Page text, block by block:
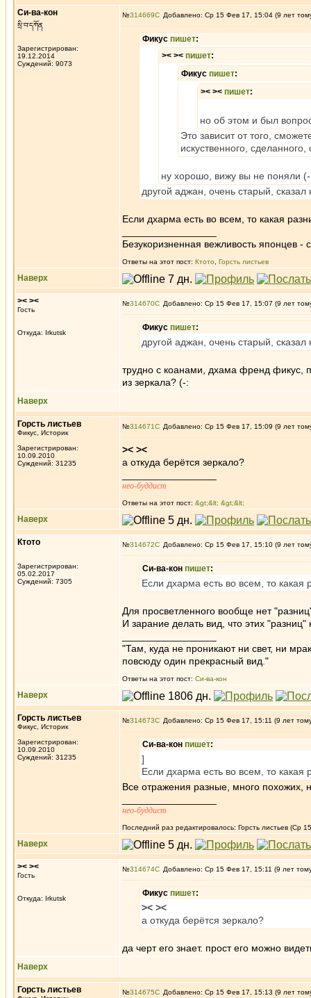
Си-ва-кон
སྲི་བ་དཀོན
Зарегистрирован:
19.12.2014
Суждений: 9073
№314669 Добавлено: Ср 15 Фев 17, 15:04 (9 лет
Фикус пишет:
>< >< пишет:
Фикус пишет:
>< >< пишет:
но об этом и был
Это зависит от того,
искуственного, сделанного,
ну хорошо, вижу вы не поняли
другой аджан, очень старый,
Если дхарма есть во всем, то какая
Безукоризненная вежливость японцев -
Ответы на этот пост: Ктото Горсть листьев
Наверх
>< ><
Гость
Откуда: Irkutsk
№314670 Добавлено: Ср 15 Фев 17, 15:07 (9 лет
Фикус пишет:
другой аджан, очень старый,
трудно с коанами, дхама френд фикус,
из зеркала? (-:
Наверх
Горсть листьев
Фикус, Историк
Зарегистрирован:
10.09.2010
Суждений: 31235
№314671 Добавлено: Ср 15 Фев 17, 15:09 (9 лет
>< ><
а откуда берётся зеркало?
нео-буддист
Ответы на этот пост: &gt;&lt; &gt;&lt;
Наверх
Ктото
Зарегистрирован:
05.02.2017
Суждений: 7305
№314672 Добавлено: Ср 15 Фев 17, 15:10 (9 лет
Си-ва-кон пишет:
Если дхарма есть во всем, то
Для просветленного вообще нет
И зарание делать вид, что этих "разниц"
"Там, куда не проникают ни свет, ни
повсюду один прекрасный вид."
Ответы на этот пост: Си-ва-кон
Наверх
Горсть листьев
Фикус, Историк
Зарегистрирован:
10.09.2010
Суждений: 31235
№314673 Добавлено: Ср 15 Фев 17, 15:11 (9 лет
Си-ва-кон пишет:
]
Если дхарма есть во всем, то
Все отражения разные, много похожих,
нео-буддист
Последний раз редактировалось: Горсть листьев (Ср
Наверх
>< ><
Гость
Откуда: Irkutsk
№314674 Добавлено: Ср 15 Фев 17, 15:11 (9 лет
Фикус пишет:
>< ><
а откуда берётся зеркало?
да черт его знает. прост его можно
Наверх
Горсть листьев №314675 Добавлено: Ср 15 Фев 17, 15:13 (9 лет